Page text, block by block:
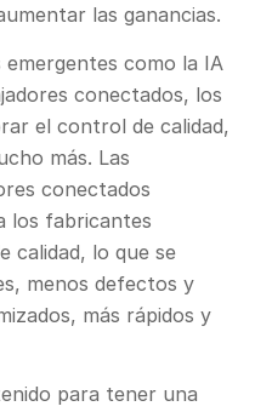
las ganancias.
como la IA
conectados, los
el control de calidad,
más. Las
conectados
los fabricantes
calidad, lo que se
menos defectos y
más rápidos y
para tener una